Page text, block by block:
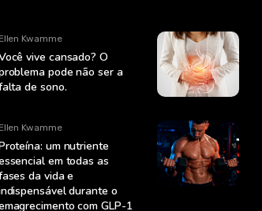
Ellen Kwamme
vive cansado? O
pode não ser a
de sono.
Ellen Kwamme
um nutriente
em todas as
da vida e
durante o
com GLP-1